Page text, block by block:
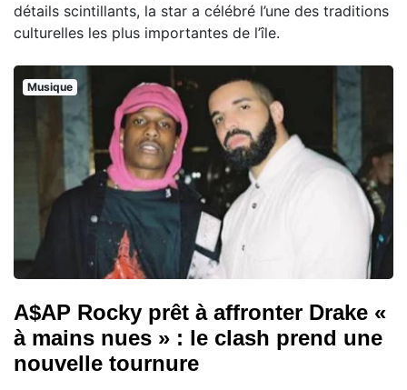
détails scintillants, la star a célébré l’une des traditions
culturelles les plus importantes de l’île.
Musique
A$AP Rocky prêt à affronter Drake «
à mains nues » : le clash prend une
nouvelle tournure